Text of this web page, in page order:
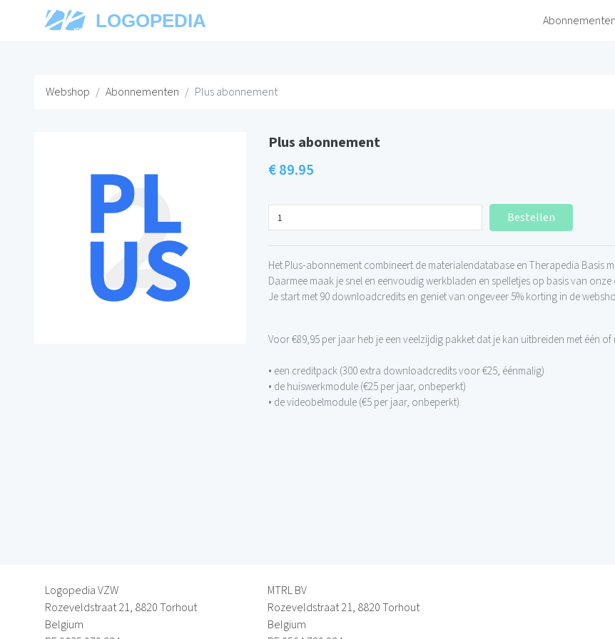
LOGOPEDIA Abonnementen
Webshop Abonnementen Plus abonnement
Plus abonnement
€ 89.95
Bestellen
Het Plus-abonnement combineert de materialendatabase en Therapedia Basis
Daarmee maak je snel en eenvoudig werkbladen en spelletjes op basis van
Je start met 90 downloadcredits en geniet van ongeveer 5% korting in de
Voor €89,95 per jaar heb je een veelzijdig pakket dat je kan uitbreiden met één of
• een creditpack (300 extra downloadcredits voor €25, éénmalig)
• de huiswerkmodule (€25 per jaar, onbeperkt)
• de videobelmodule (€5 per jaar, onbeperkt).
Logopedia VZW
Rozeveldstraat 21, 8820 Torhout
Belgium
MTRL BV
Rozeveldstraat 21, 8820 Torhout
Belgium